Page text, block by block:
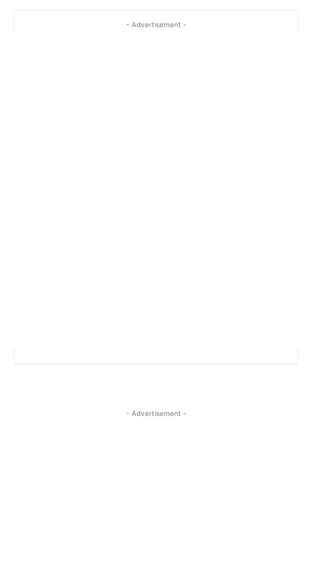
- Advertisement -
- Advertisement -